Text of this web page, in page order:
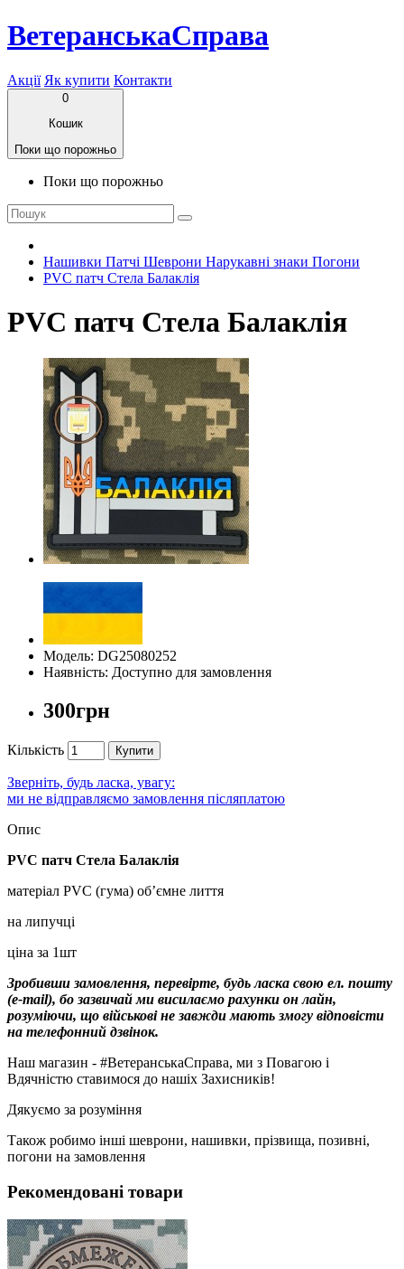
ВетеранськаСправа
Акції Як купити Контакти
0
Кошик
Поки що порожньо
Поки що порожньо
Нашивки Патчі Шеврони Нарукавні знаки Погони
PVC патч Стела Балаклія
PVC патч Стела Балаклія
Модель: DG25080252
Наявність: Доступно для замовлення
300грн
Кількість Купити
Зверніть, будь ласка, увагу:
ми не відправляємо замовлення післяплатою
Опис
PVC патч Стела Балаклія
матеріал PVC (гума) об’ємне лиття
на липучці
ціна за 1шт
Зробивши замовлення, перевірте, будь ласка свою ел. пошту
(e-mail), бо зазвичай ми висилаємо рахунки он лайн,
розуміючи, що військові не завжди мають змогу відповісти
на телефонний дзвінок.
Наш магазин - #ВетеранськаСправа, ми з Повагою і
Вдячністю ставимося до нашіх Захисників!
Дякуємо за розуміння
Також робимо інші шеврони, нашивки, прізвища, позивні,
погони на замовлення
Рекомендовані товари